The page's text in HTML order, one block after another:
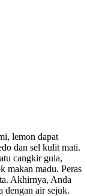
lemon dapat
dan sel kulit mati.
cangkir gula,
makan madu. Peras
Akhirnya, Anda
dengan air sejuk.